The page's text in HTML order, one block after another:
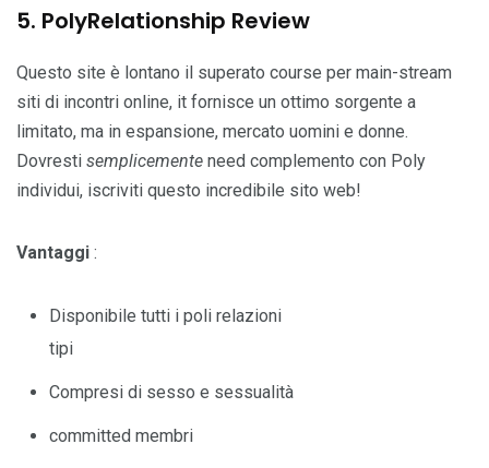
5. PolyRelationship Review
Questo site è lontano il superato course per main-stream
siti di incontri online, it fornisce un ottimo sorgente a
limitato, ma in espansione, mercato uomini e donne.
Dovresti semplicemente need complemento con Poly
individui, iscriviti questo incredibile sito web!
Vantaggi :
Disponibile tutti i poli relazioni
tipi
Compresi di sesso e sessualità
committed membri